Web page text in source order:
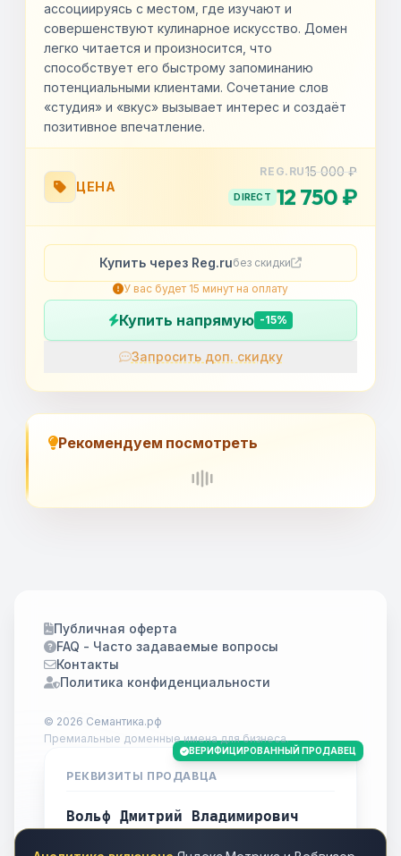
ассоциируясь с местом, где изучают и
совершенствуют кулинарное искусство. Домен
легко читается и произносится, что
способствует его быстрому запоминанию
потенциальными клиентами. Сочетание слов
«студия» и «вкус» вызывает интерес и создаёт
позитивное впечатление.
ЦЕНА
REG.RU15 000 ₽
DIRECT 12 750 ₽
Купить через Reg.ruбез скидки
У вас будет 15 минут на оплату
Купить напрямую -15%
Запросить доп. скидку
Рекомендуем посмотреть
Публичная оферта
FAQ - Часто задаваемые вопросы
Контакты
Политика конфиденциальности
© 2026 Семантика.рф
Премиальные доменные имена для бизнеса.
ВЕРИФИЦИРОВАННЫЙ ПРОДАВЕЦ
РЕКВИЗИТЫ ПРОДАВЦА
Вольф Дмитрий Владимирович